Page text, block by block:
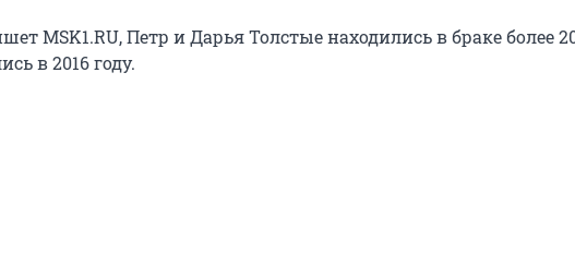
MSK1.RU, Петр и Дарья Толстые находились в браке более
в 2016 году.